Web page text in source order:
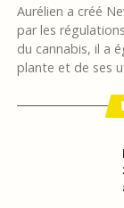
Aurélien a créé
par les
du cannabis, il a
plante et de ses